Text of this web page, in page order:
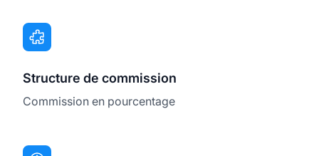
Structure de commission
Commission en pourcentage